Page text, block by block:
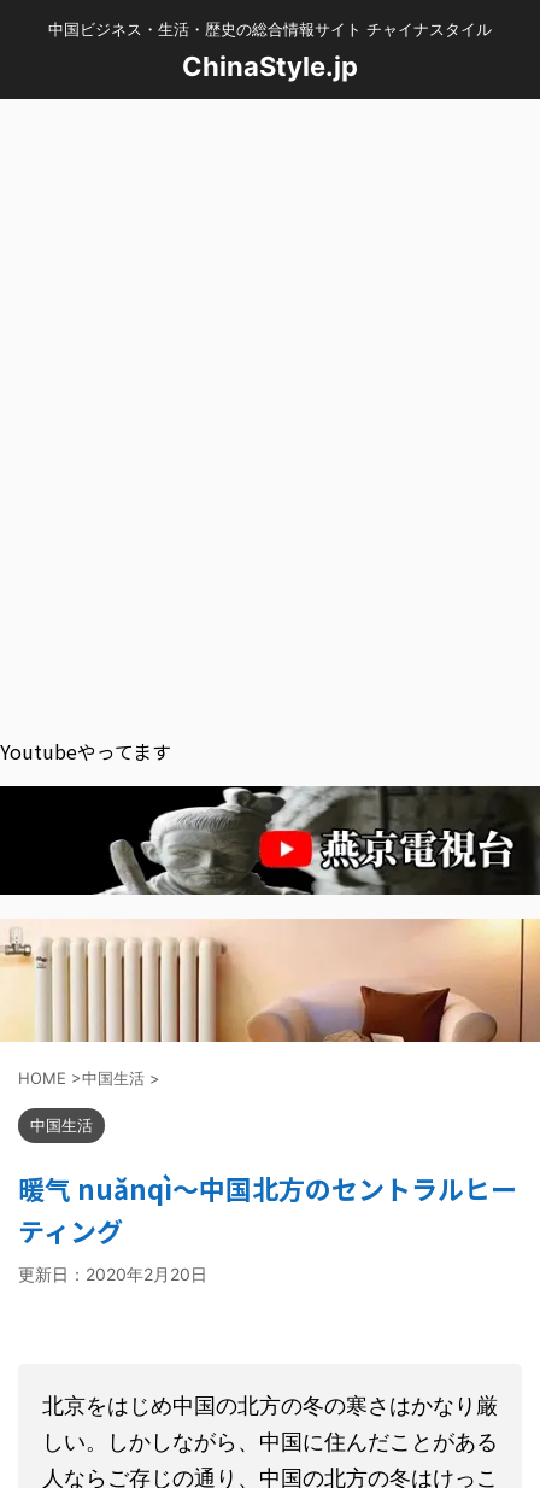
中国ビジネス・生活・歴史の総合情報サイト チャイナスタイル
ChinaStyle.jp
Youtubeやってます
HOME >中国生活 >
中国生活
暖气 nuǎnqì～中国北方のセントラルヒー
ティング
更新日： 2020年2月20日
北京をはじめ中国の北方の冬の寒さはかなり厳
しい。しかしながら、中国に住んだことがある
人ならご存じの通り、中国の北方の冬はけっこ